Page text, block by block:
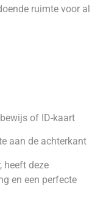
ruimte voor al
of ID-kaart
aan de achterkant
heeft deze
en een perfecte